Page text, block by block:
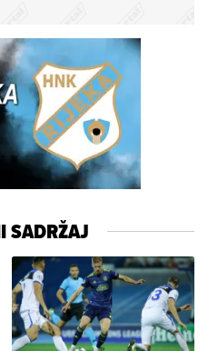
SADRŽAJ